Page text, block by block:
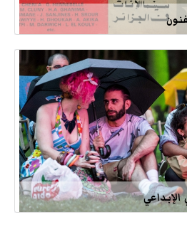
الإبداعي